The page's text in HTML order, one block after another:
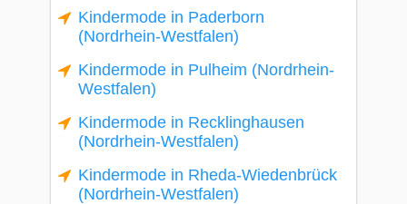
Kindermode in Paderborn
(Nordrhein-Westfalen)
Kindermode in Pulheim (Nordrhein-
Westfalen)
Kindermode in Recklinghausen
(Nordrhein-Westfalen)
Kindermode in Rheda-Wiedenbrück
(Nordrhein-Westfalen)